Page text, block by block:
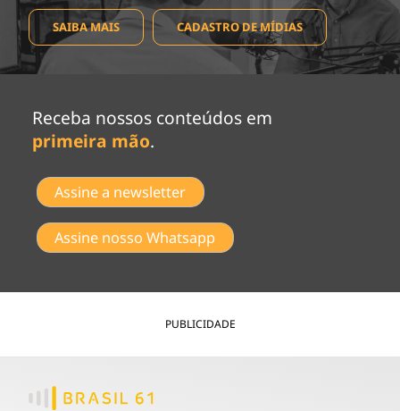
SAIBA MAIS CADASTRO DE MÍDIAS
Receba nossos conteúdos em
primeira mão.
Assine a newsletter
Assine nosso Whatsapp
PUBLICIDADE